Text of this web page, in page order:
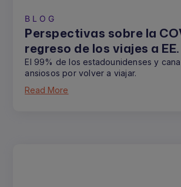
BLOG
Perspectivas sobre la
regreso de los viajes a EE.
El 99% de los estadounidenses y
ansiosos por volver a viajar.
Read More